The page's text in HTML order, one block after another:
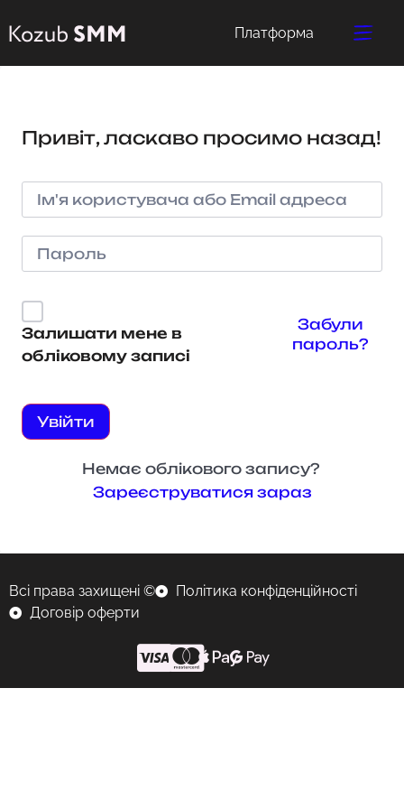
Платформа
Привіт, ласкаво просимо назад!
Залишати мене в
обліковому записі
Забули
пароль?
Увійти
Немає облікового запису?
Зареєструватися зараз
Всі права захищені ©
Політика конфіденційності
Договір оферти